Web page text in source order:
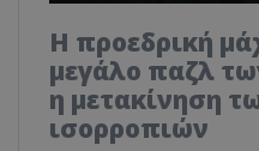
Η προεδρική
μεγάλο παζλ
η μετακίνηση
ισορροπιών